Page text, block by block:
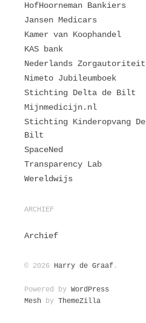
HofHoorneman Bankiers
Jansen Medicars
Kamer van Koophandel
KAS bank
Nederlands Zorgautoriteit
Nimeto Jubileumboek
Stichting Delta de Bilt
Mijnmedicijn.nl
Stichting Kinderopvang De
Bilt
SpaceNed
Transparency Lab
Wereldwijs
ARCHIEF
Archief
© 2026 Harry de Graaf .
Powered by WordPress
Mesh by ThemeZilla